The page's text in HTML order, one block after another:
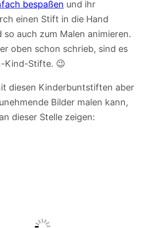
bespaßen und ihr
einen Stift in die Hand
so auch zum Malen animieren.
oben schon schrieb, sind es
Kind-Stifte. 😉
diesen Kinderbuntstiften aber
Bilder malen kann,
dieser Stelle zeigen: